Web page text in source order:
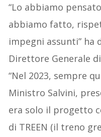
“Lo abbiamo
abbiamo fatto,
impegni assunti” ha
Direttore Generale
“Nel 2023, sempre
Ministro Salvini,
era solo il progetto
di TREEN (il treno